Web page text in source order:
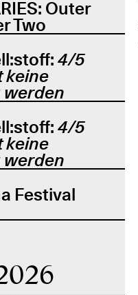
Outer
Two
4/5
keine
werden
4/5
keine
werden
Festival